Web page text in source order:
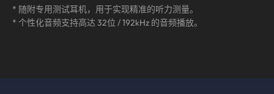
* 随附专用测试耳机，用于实现精准的听力测量。
* 个性化音频支持高达 32位 / 192kHz 的音频播放。